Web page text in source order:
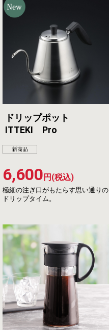
ドリップポット
ITTEKI Pro
極細の注ぎ口がもたらす思い通りの
ドリップタイム。
6,600 円(税込)